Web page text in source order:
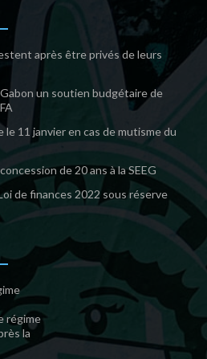
après être privés de leurs
un soutien budgétaire de
le 11 janvier en cas de mutisme du
de 20 ans à la SEEG
de finances 2022 sous réserve
régime
la